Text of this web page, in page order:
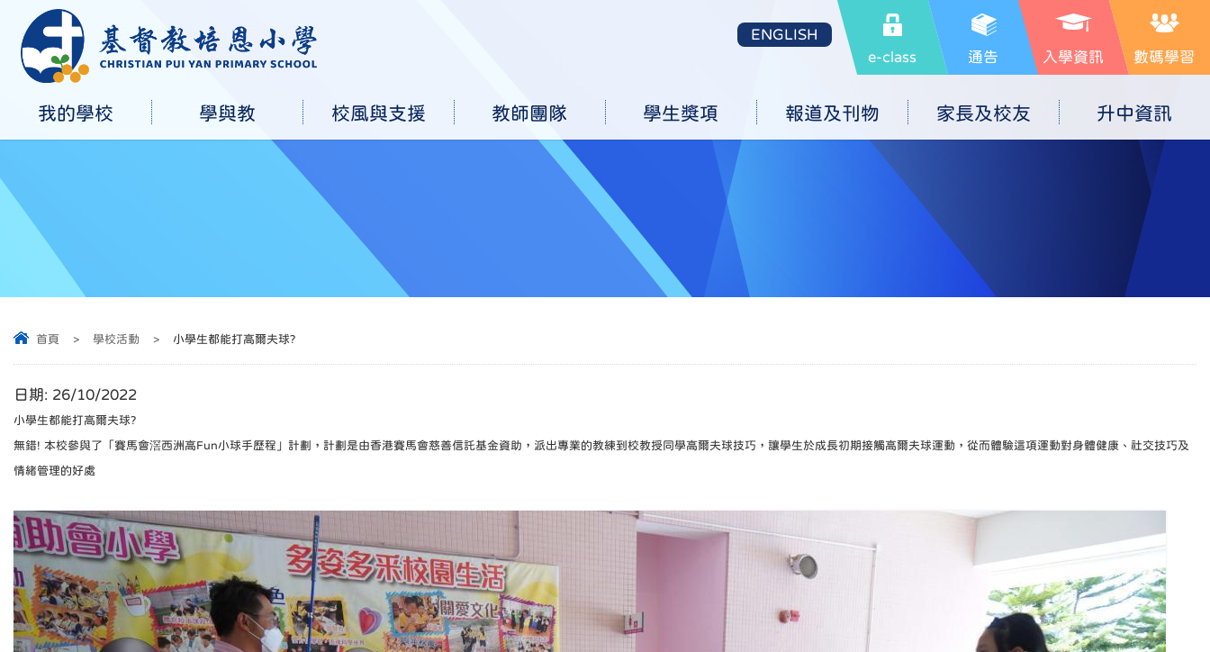
e-class 通告 入學資訊 數碼學習
ENGLISH
我的學校 學與教 校風與支援 教師團隊 學生獎項 報道及刊物 家長及校友 升中資訊
首頁 > 學校活動 > 小學生都能打高爾夫球?
日期: 26/10/2022
小學生都能打高爾夫球?
無錯! 本校參與了「賽馬會滘西洲高Fun小球手歷程」計劃，計劃是由香港賽馬會慈善信託基金資助，派出專業的教練到校教授同學高爾夫球技巧，讓學生於成長初期接觸高爾夫球運動，從而體驗這項運動對身體健康、社交技巧及
情緒管理的好處